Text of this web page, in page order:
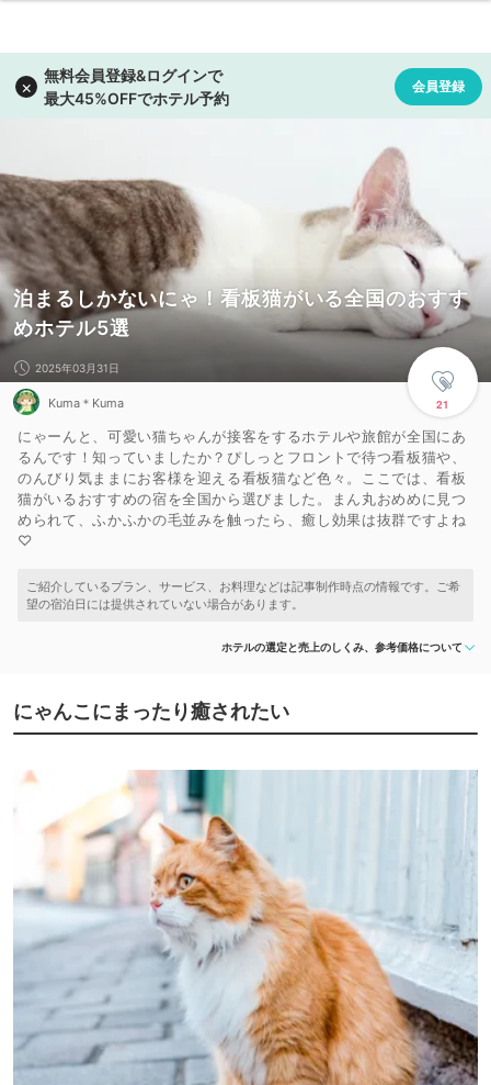
泊まるしかないにゃ！看板猫がいる全国のおすす
めホテル5選
21
2025年03月31日
Kuma＊Kuma
にゃーんと、可愛い猫ちゃんが接客をするホテルや旅館が全国にあ
るんです！知っていましたか？ぴしっとフロントで待つ看板猫や、
のんびり気ままにお客様を迎える看板猫など色々。ここでは、看板
猫がいるおすすめの宿を全国から選びました。まん丸おめめに見つ
められて、ふかふかの毛並みを触ったら、癒し効果は抜群ですよね
♡
ホテルの選定と売上のしくみ、参考価格について
にゃんこにまったり癒されたい